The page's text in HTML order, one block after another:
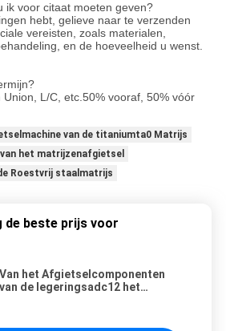
ik voor citaat moeten geven?
hebt, gelieve naar te verzenden
vereisten, zoals materialen,
en de hoeveelheid u wenst.
Union, L/C, etc.50% vooraf, 50% vóór
van de titaniumta0 Matrijs
het matrijzenafgietsel
Roestvrij staalmatrijs
de beste prijs voor
Van het Afgietselcomponenten
van de legeringsadc12 het